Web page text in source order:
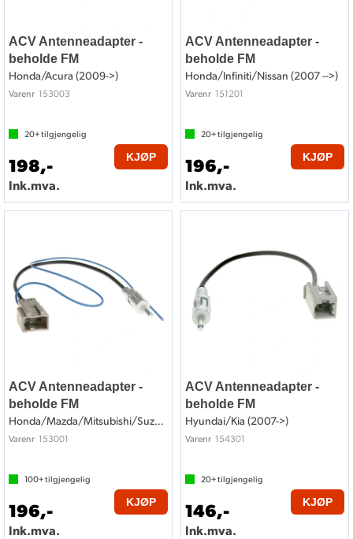
ACV Antenneadapter -
beholde FM
Honda/Acura (2009->)
Varenr 153003
20+tilgjengelig
198,-
Ink.mva.
KJØP
ACV Antenneadapter -
beholde FM
Honda/Infiniti/Nissan (2007 -->)
Varenr 151201
20+tilgjengelig
196,-
Ink.mva.
KJØP
ACV Antenneadapter -
beholde FM
Honda/Mazda/Mitsubishi/Suzuki (2006->)
Varenr 153001
100+tilgjengelig
196,-
Ink.mva.
KJØP
ACV Antenneadapter -
beholde FM
Hyundai/Kia (2007->)
Varenr 154301
20+tilgjengelig
146,-
Ink.mva.
KJØP